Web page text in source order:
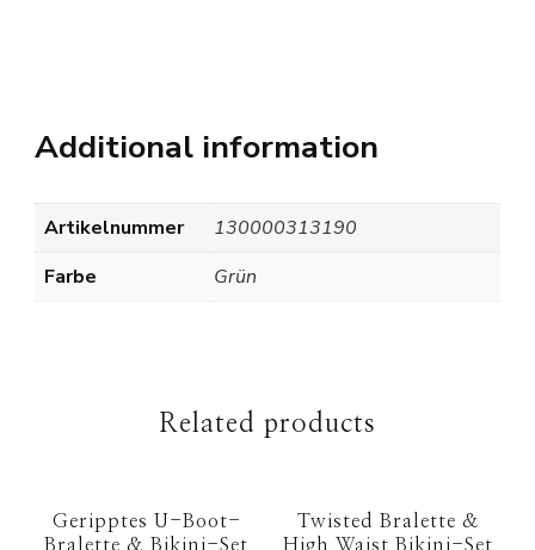
Additional information
Artikelnummer
130000313190
Farbe
Grün
Related products
Geripptes U-Boot-
Bralette & Bikini-Set
Twisted Bralette &
High Waist Bikini-Set